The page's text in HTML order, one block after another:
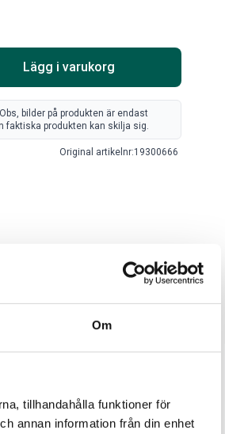
Om
tillhandahålla funktioner för
annan information från din enhet
Välj alternativ
Lägg i varukorg
bilder på produkten är endast
faktiska produkten kan skilja sig.
Original artikelnr:19300666